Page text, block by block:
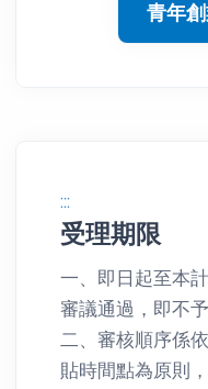
青年
:::
受理期限
一、即日起至本
審議通過，即不予
二、審核順序係
貼時間點為原則